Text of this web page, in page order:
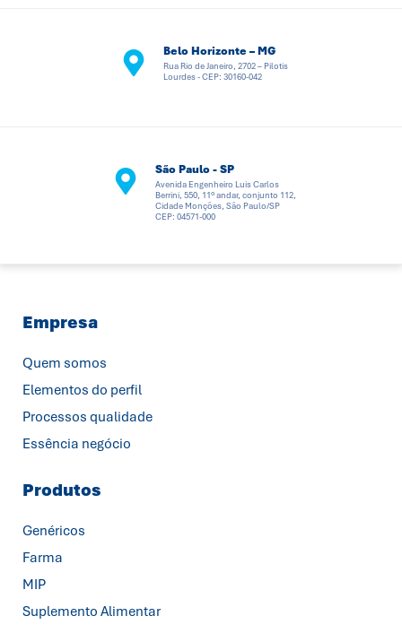
Belo Horizonte – MG
Rua Rio de Janeiro, 2702 – Pilotis
Lourdes - CEP: 30160-042
São Paulo - SP
Avenida Engenheiro Luis Carlos
Berrini, 550, 11º andar, conjunto 112,
Cidade Monções, São Paulo/SP
CEP: 04571-000
Empresa
Quem somos
Elementos do perfil
Processos qualidade
Essência negócio
Produtos
Genéricos
Farma
MIP
Suplemento Alimentar